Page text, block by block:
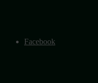
Facebook